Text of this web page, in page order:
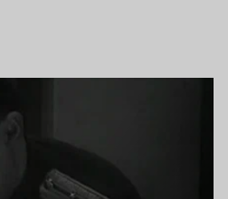
- если поймет, как важны
неожиданно
бы, обычной аварии
разведки.